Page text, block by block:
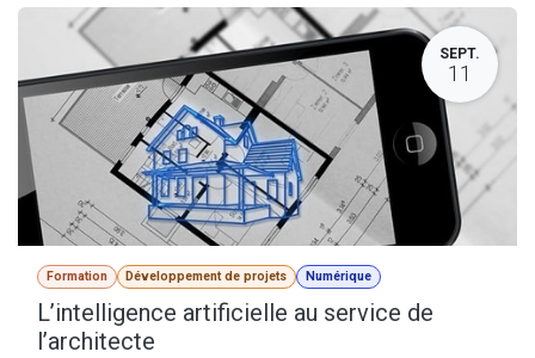
SEPT.
11
Formation Développement de projets Numérique
L’intelligence artificielle au service de
l’architecte